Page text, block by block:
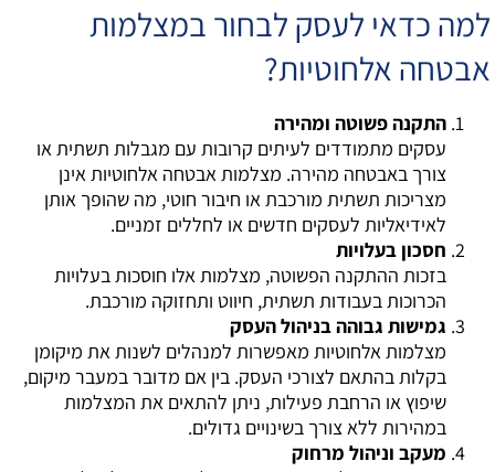
למה כדאי לעסק לבחור במצלמות
אבטחה אלחוטיות?
התקנה פשוטה ומהירה
עסקים מתמודדים לעיתים קרובות עם מגבלות תשתית או
צורך באבטחה מהירה. מצלמות אבטחה אלחוטיות אינן
מצריכות תשתית מורכבת או חיבור חוטי, מה שהופך אותן
לאידיאליות לעסקים חדשים או לחללים זמניים.
חסכון בעלויות
בזכות ההתקנה הפשוטה, מצלמות אלו חוסכות בעלויות
הכרוכות בעבודות תשתית, חיווט ותחזוקה מורכבת.
גמישות גבוהה בניהול העסק
מצלמות אלחוטיות מאפשרות למנהלים לשנות את מיקומן
בקלות בהתאם לצורכי העסק. בין אם מדובר במעבר מיקום,
שיפוץ או הרחבת פעילות, ניתן להתאים את המצלמות
במהירות ללא צורך בשינויים גדולים.
מעקב וניהול מרחוק